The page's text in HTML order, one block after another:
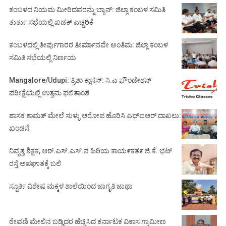
ಕಂಬಳದ ನಿಯಮ ಮೀರಿದವರನ್ನು ಬ್ಯಾನ್: ಜಿಲ್ಲಾ ಕಂಬಳ ಸಮಿತಿ
ತುರ್ತು ಸಭೆಯಲ್ಲಿ ಖಡಕ್ ಎಚ್ಚರಿಕೆ
ಕಂಬಳದಲ್ಲಿ ತೀರ್ಪುಗಾರರ ತೀರ್ಮಾನವೇ ಅಂತಿಮ: ಜಿಲ್ಲಾ ಕಂಬಳ
ಸಮಿತಿ ಸಭೆಯಲ್ಲಿ ನಿರ್ಣಯ
Mangalore/Udupi: ತ್ರಿಶಾ ಕ್ಲಾಸಸ್: ಸಿ.ಎ ಫೌಂಡೇಶನ್
ಪರೀಕ್ಷೆಯಲ್ಲಿ ಉತ್ತಮ ಫಲಿತಾಂಶ
ಶಾಸಕ ಕಾಮತ್ ಮೇಲೆ ಸುಳ್ಳು ಆರೋಪ ಹೊರಿಸಿ ಎಫ್‌ಐಆರ್ ದಾಖಲು:
ಖಂಡನೆ
ನಿವೃತ್ತ ಶಿಕ್ಷಕ, ಆರ್.ಎಸ್.ಎಸ್.ನ ಹಿರಿಯ ಕಾಯ೯ಕತ೯ ಜಿ.ಕೆ. ಭಟ್
ರಸ್ತೆ ಅಪಘಾತಕ್ಕೆ ಬಲಿ
ಸ್ಪೂರ್ತಿ ವಿಶೇಷ ಮಕ್ಕಳ ಶಾಲೆಯಿಂದ ಜಾಗೃತಿ ಜಾಥಾ
ಠೇವಣಿ ಮೇಲಿನ ಬಡ್ಡಿದರ ಹೆಚ್ಚಿಸಿದ ಕರ್ನಾಟಕ ವಿಕಾಸ ಗ್ರಾಮೀಣ